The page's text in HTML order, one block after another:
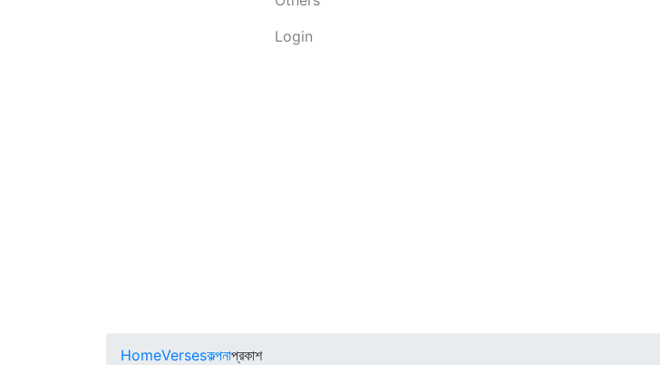
Login
HomeVersesকল্পনাপ্রকাশ